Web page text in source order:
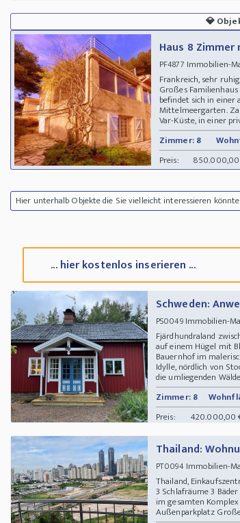
💎
Haus 8
PF4877 Immobilien-
Frankreich, sehr
Großes
befindet sich in
Mittelmeergarten.
Var-Küste, in einer
Zimmer: 8
Preis:
Hier unterhalb Objekte die Sie vielleicht interessieren
... hier kostenlos inserieren ...
Schweden:
PS0049Immobilien-
Fjärdhundraland
auf einem Hügel mit
Bauernhof im
Idylle, nördlich von
die umliegenden
Zimmer: 8
Preis:
420.000,00
Thailand:
PT0094Immobilien-
Thailand,
3 Schlafräume 3
im gesamten
Außenparkplatz